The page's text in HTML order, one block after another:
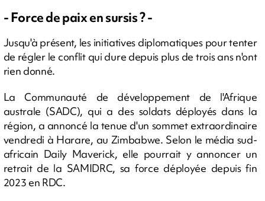
- Force de paix en sursis ? -
Jusqu'à présent, les initiatives diplomatiques pour tenter
de régler le conflit qui dure depuis plus de trois ans n'ont
rien donné.
La Communauté de développement de l'Afrique
australe (SADC), qui a des soldats déployés dans la
région, a annoncé la tenue d'un sommet extraordinaire
vendredi à Harare, au Zimbabwe. Selon le média sud-
africain Daily Maverick, elle pourrait y annoncer un
retrait de la SAMIDRC, sa force déployée depuis fin
2023 en RDC.